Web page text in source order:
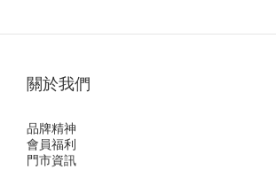
關於我們
品牌精神
會員福利
門市資訊